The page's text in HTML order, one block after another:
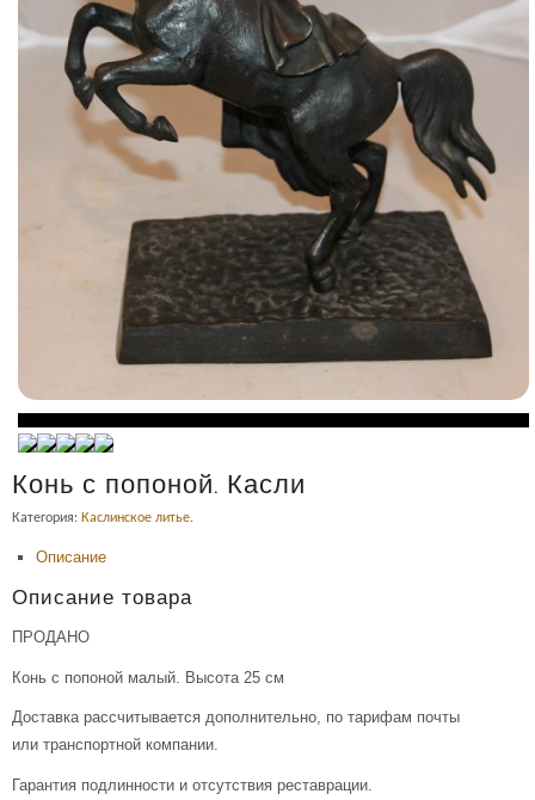
Конь с попоной. Касли
Категория: Каслинское литье.
Описание
Описание товара
ПРОДАНО
Конь с попоной малый. Высота 25 см
Доставка рассчитывается дополнительно, по тарифам почты
или транспортной компании.
Гарантия подлинности и отсутствия реставрации.